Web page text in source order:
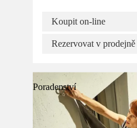
Koupit on-line
Rezervovat v prodejně
Poradenství